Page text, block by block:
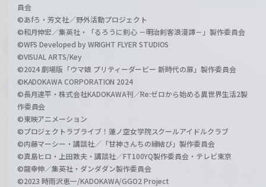
員会
©あfろ・芳文社／野外活動プロジェクト
©和月伸宏／集英社・「るろうに剣心 －明治剣客浪漫譚－」製作委員会
©WFS Developed by WRIGHT FLYER STUDIOS
©VISUAL ARTS/Key
©2024 劇場版「ウマ娘 プリティーダービー 新時代の扉」製作委員会
©KADOKAWA CORPORATION 2024
©長月達平・株式会社KADOKAWA刊／Re:ゼロから始める異世界生活2製
作委員会
©東映アニメーション
©プロジェクトラブライブ！蓮ノ空女学院スクールアイドルクラブ
©内藤マーシー・講談社／「甘神さんちの縁結び」製作委員会
©真島ヒロ・上田敦夫・講談社／FT100YQ製作委員会・テレビ東京
©龍幸伸／集英社・ダンダダン製作委員会
©2023 時雨沢恵一/KADOKAWA/GGO2 Project